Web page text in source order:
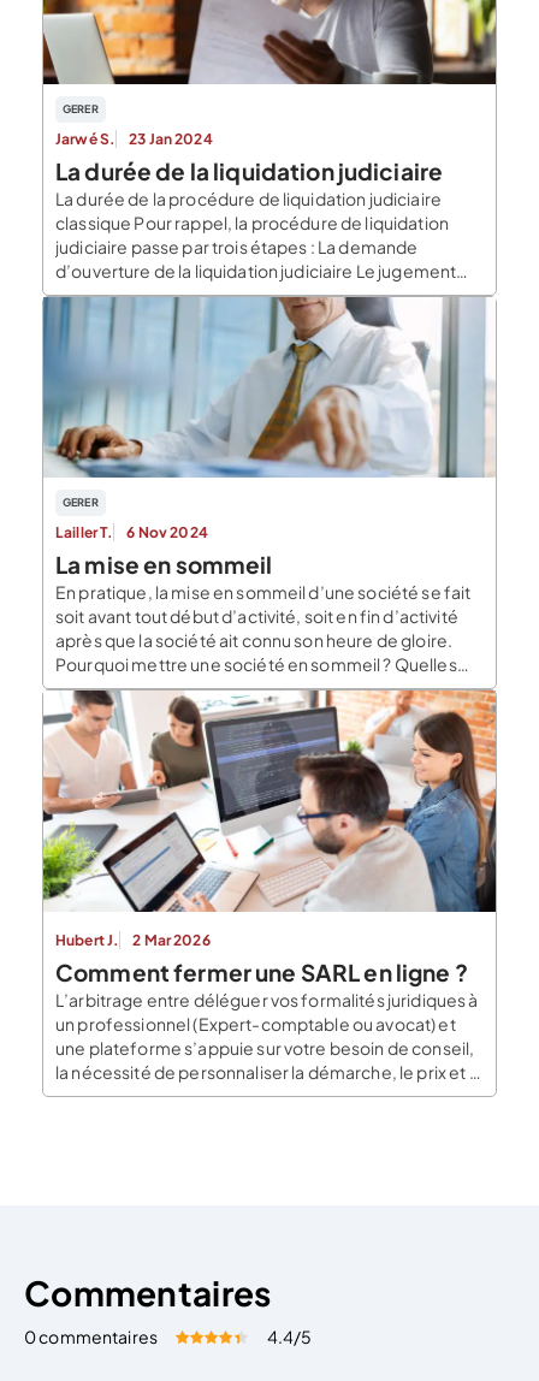
GERER
Jarwé S. 23 Jan 2024
La durée de la liquidation judiciaire
La durée de la procédure de liquidation judiciaire
classique Pour rappel, la procédure de liquidation
judiciaire passe par trois étapes : La demande
d’ouverture de la liquidation judiciaire Le jugement
d’ouverture de la liquidation judiciaire La clôture de la
liquidation judiciaire Lorsqu’une entreprise est en état
de cessation de paiement, c’est-à-dire qu’elle n’est
plus en mesure […]
GERER
Lailler T. 6 Nov 2024
La mise en sommeil
En pratique, la mise en sommeil d’une société se fait
soit avant tout début d’activité, soit en fin d’activité
après que la société ait connu son heure de gloire.
Pourquoi mettre une société en sommeil ? Quelles
sont les formalités à engager ? Quelles sont les
conséquences d’une mise en sommeil d’une
société ? Peut-on la réactiver ? Notre […]
Hubert J. 2 Mar 2026
Comment fermer une SARL en ligne ?
L’arbitrage entre déléguer vos formalités juridiques à
un professionnel (Expert-comptable ou avocat) et
une plateforme s’appuie sur votre besoin de conseil,
la nécessité de personnaliser la démarche, le prix et le
délai requis. L’inconvénient majeur des plateformes
Commentaires
0 commentaires Évaluez cet article:
4.4/5